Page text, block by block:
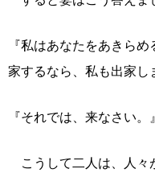
『私はあなたをあきら
家するなら、私も出家し
『それでは、来なさい。』
こうして二人は、人々